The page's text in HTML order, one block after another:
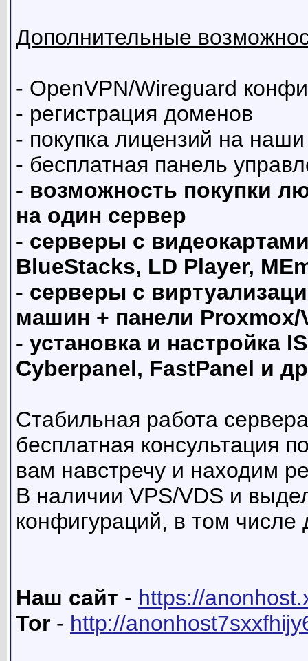
Дополнительные
- OpenVPN/Wireguard
- регистрация доменов
- покупка лицензий на
- бесплатная панель
- возможность покупки
на один сервер
- серверы с
BlueStacks, LD Player,
- серверы с
машин + панели Proxmox/
- установка и настройка
Cyberpanel, FastPanel и
Стабильная работа
бесплатная консультация
вам навстречу и находим
В наличии VPS/VDS и
конфигураций, в том
Наш сайт - https://
Tor - http://